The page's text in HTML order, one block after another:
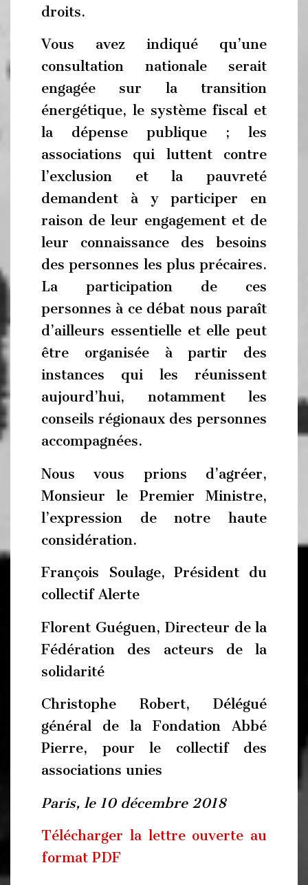
droits.
Vous avez indiqué qu’une
consultation nationale serait
engagée sur la transition
énergétique, le système fiscal et
la dépense publique ; les
associations qui luttent contre
l’exclusion et la pauvreté
demandent à y participer en
raison de leur engagement et de
leur connaissance des besoins
des personnes les plus précaires.
La participation de ces
personnes à ce débat nous paraît
d’ailleurs essentielle et elle peut
être organisée à partir des
instances qui les réunissent
aujourd’hui, notamment les
conseils régionaux des personnes
accompagnées.
Nous vous prions d’agréer,
Monsieur le Premier Ministre,
l’expression de notre haute
considération.
François Soulage, Président du
collectif Alerte
Florent Guéguen, Directeur de la
Fédération des acteurs de la
solidarité
Christophe Robert, Délégué
général de la Fondation Abbé
Pierre, pour le collectif des
associations unies
Paris, le 10 décembre 2018
Télécharger la lettre ouverte au
format PDF